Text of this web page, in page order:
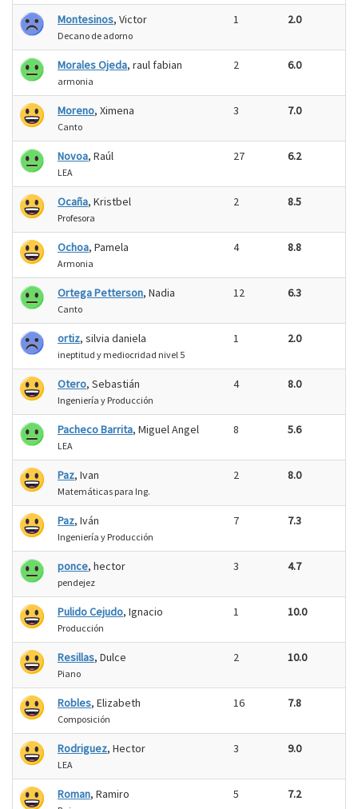
Montesinos, Victor
Decano de adorno
1 2.0
Morales Ojeda, raul fabian
armonia
2 6.0
Moreno, Ximena
Canto
3 7.0
Novoa, Raúl
LEA
27 6.2
Ocaña, Kristbel
Profesora
2 8.5
Ochoa, Pamela
Armonia
4 8.8
Ortega Petterson, Nadia
Canto
12 6.3
ortiz, silvia daniela
ineptitud y mediocridad nivel 5
1 2.0
Otero, Sebastián
Ingeniería y Producción
4 8.0
Pacheco Barrita, Miguel Angel
LEA
8 5.6
Paz, Ivan
Matemáticas para Ing.
2 8.0
Paz, Iván
Ingeniería y Producción
7 7.3
ponce, hector
pendejez
3 4.7
Pulido Cejudo, Ignacio
Producción
1 10.0
Resillas, Dulce
Piano
2 10.0
Robles, Elizabeth
Composición
16 7.8
Rodriguez, Hector
LEA
3 9.0
Roman, Ramiro 5 7.2